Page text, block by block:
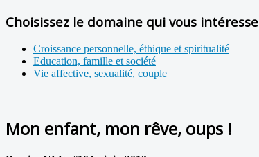
Choisissez le domaine qui vous intéresse
Croissance personnelle, éthique et spiritualité
Education, famille et société
Vie affective, sexualité, couple
Mon enfant, mon rêve, oups !